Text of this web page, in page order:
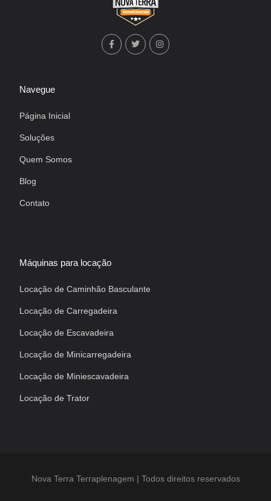
Navegue
Página Inicial
Soluções
Quem Somos
Blog
Contato
Máquinas para locação
Locação de Caminhão Basculante
Locação de Carregadeira
Locação de Escavadeira
Locação de Minicarregadeira
Locação de Miniescavadeira
Locação de Trator
Nova Terra Terraplenagem | Todos direitos reservados